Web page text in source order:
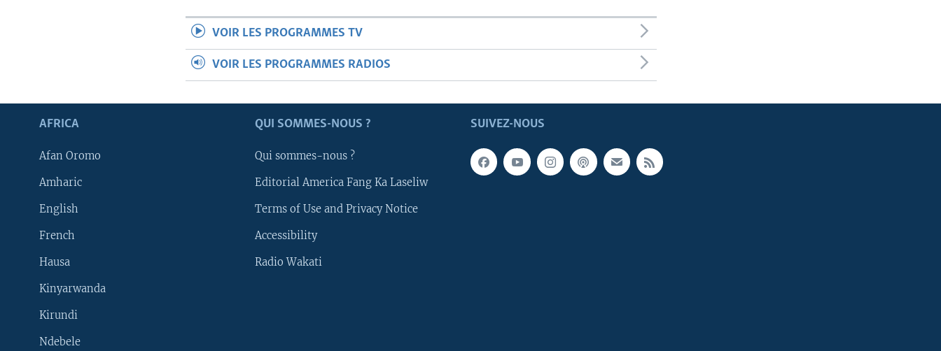
VOIR LES PROGRAMMES TV
VOIR LES PROGRAMMES RADIOS
SUIVEZ-NOUS
AFRICA
Afan Oromo
Amharic
English
French
Hausa
Kinyarwanda
Kirundi
Ndebele
QUI SOMMES-NOUS ?
Qui sommes-nous ?
Editorial America Fang Ka Laseliw
Terms of Use and Privacy Notice
Accessibility
Radio Wakati